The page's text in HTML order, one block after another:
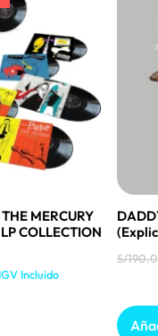
MERCURY
COLLECTION
IGV Incluido
S/